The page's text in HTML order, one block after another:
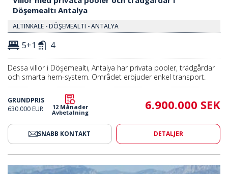
Döşemealtı Antalya
ALTINKALE - DÖŞEMEALTI - ANTALYA
5+1 4
Dessa villor i Döşemealtı, Antalya har privata pooler, trädgårdar
och smarta hem-system. Området erbjuder enkel transport.
GRUNDPRIS
630.000 EUR
12 Månader
Avbetalning
6.900.000 SEK
SNABB KONTAKT DETALJER
I Döşemealtı Antalya 2 Villa Med Delad Pool Nära